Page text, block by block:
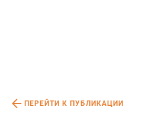
ПЕРЕЙТИ К ПУБЛИКАЦИИ